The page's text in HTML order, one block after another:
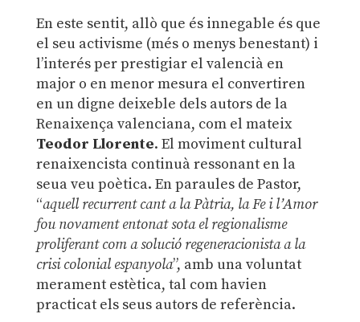
En este sentit, allò que és innegable és que
el seu activisme (més o menys benestant) i
l’interés per prestigiar el valencià en
major o en menor mesura el convertiren
en un digne deixeble dels autors de la
Renaixença valenciana, com el mateix
Teodor Llorente. El moviment cultural
renaixencista continuà ressonant en la
seua veu poètica. En paraules de Pastor,
“aquell recurrent cant a la Pàtria, la Fe i l’Amor
fou novament entonat sota el regionalisme
proliferant com a solució regeneracionista a la
crisi colonial espanyola”, amb una voluntat
merament estètica, tal com havien
practicat els seus autors de referència.